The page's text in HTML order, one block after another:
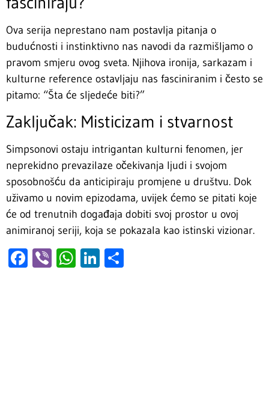
Ova serija neprestano nam postavlja pitanja o
budućnosti i instinktivno nas navodi da razmišljamo o
pravom smjeru ovog sveta. Njihova ironija, sarkazam i
kulturne reference ostavljaju nas fasciniranim i često se
pitamo: “Šta će sljedeće biti?”
Zaključak: Misticizam i stvarnost
Simpsonovi ostaju intrigantan kulturni fenomen, jer
neprekidno prevazilaze očekivanja ljudi i svojom
sposobnošću da anticipiraju promjene u društvu. Dok
uživamo u novim epizodama, uvijek ćemo se pitati koje
će od trenutnih događaja dobiti svoj prostor u ovoj
animiranoj seriji, koja se pokazala kao istinski vizionar.
Facebook
ViberWhatsApp
LinkedIn